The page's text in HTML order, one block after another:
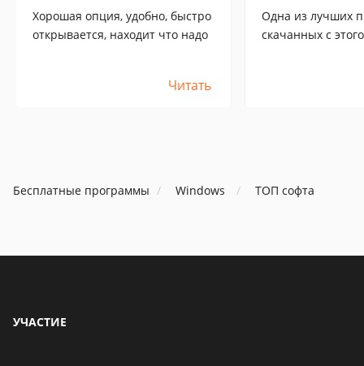
Хорошая опция, удобно, быстро
открывается, находит что надо
Читать
Одна из лучших
скачанных с
Бесплатные программы Windows ТОП софта
УЧАСТИЕ